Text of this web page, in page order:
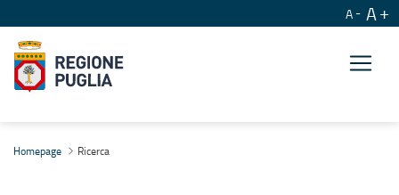
A A
Homepage Ricerca